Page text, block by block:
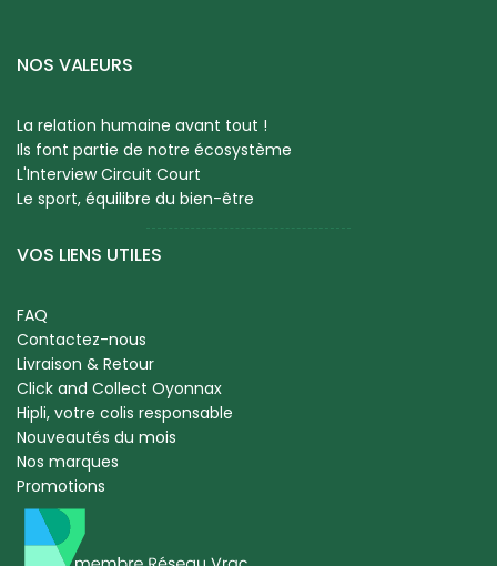
NOS VALEURS
La relation humaine avant tout !
Ils font partie de notre écosystème
L'Interview Circuit Court
Le sport, équilibre du bien-être
VOS LIENS UTILES
FAQ
Contactez-nous
Livraison & Retour
Click and Collect Oyonnax
Hipli, votre colis responsable
Nouveautés du mois
Nos marques
Promotions